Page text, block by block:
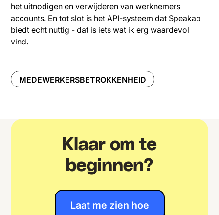
het uitnodigen en verwijderen van werknemers
accounts. En tot slot is het API-systeem dat Speakap
biedt echt nuttig - dat is iets wat ik erg waardevol
vind.
MEDEWERKERSBETROKKENHEID
Klaar om te
beginnen?
Laat me zien hoe